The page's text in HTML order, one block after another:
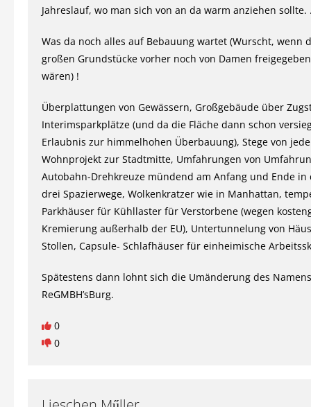
Jahreslauf, wo man sich von an da warm anziehen sollte.
Was da noch alles auf Bebauung wartet (Wurscht, wenn
großen Grundstücke vorher noch von Damen
wären) !
Überplattungen von Gewässern, Großgebäude über
Interimsparkplätze (und da die Fläche dann schon
Erlaubnis zur himmelhohen Überbauung), Stege von
Wohnprojekt zur Stadtmitte, Umfahrungen von
Autobahn-Drehkreuze mündend am Anfang und Ende in
drei Spazierwege, Wolkenkratzer wie in Manhattan,
Parkhäuser für Kühllaster für Verstorbene (wegen
Kremierung außerhalb der EU), Untertunnelung von
Stollen, Capsule- Schlafhäuser für einheimische
Spätestens dann lohnt sich die Umänderung des
ReGMBH’sBurg.
0
0